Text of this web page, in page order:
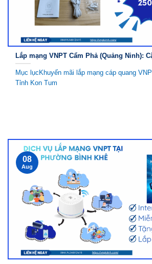
Lắp mạng VNPT Cẩm Phả (Quảng Ninh):
Mục lụcKhuyến mãi lắp mạng cáp quang
Tỉnh Kon Tum
08
Aug